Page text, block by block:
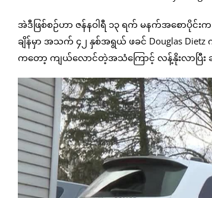
အဲဒီဖြစ်စဉ်ဟာ ဇန်နဝါရီ ၁၃ ရက် မနက်အစောပိုင်းက
ချိန်မှာ အသက် ၄၂ နှစ်အရွယ် ဖခင် Douglas
ကတော့ ကျယ်လောင်တဲ့အသံကြောင့် လန့်နိုးလာပြီး